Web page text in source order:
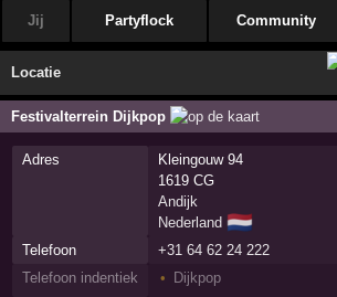
Jij Partyflock Community
Locatie
Festivalterrein Dijkpop
Adres
Kleingouw 94
1619 CG
Andijk
Nederland 🇳🇱
Telefoon
+31 64 62 24 222
Telefoon indentiek
Dijkpop